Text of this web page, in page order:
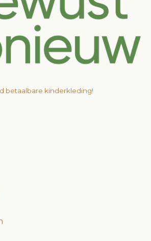
betaalbare kinderkleding!